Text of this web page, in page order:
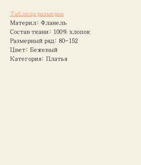
Таблица размеров
Материл: Фланель
Состав ткани: 100% хлопок
Размерный ряд: 80-152
Цвет: Бежевый
Категория: Платья